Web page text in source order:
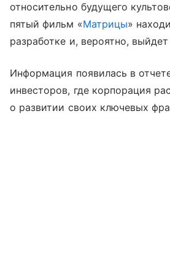
относительно будущего
пятый фильм «Матрицы»
разработке и, вероятно,
Информация появилась в
инвесторов, где корпорация
о развитии своих ключевых